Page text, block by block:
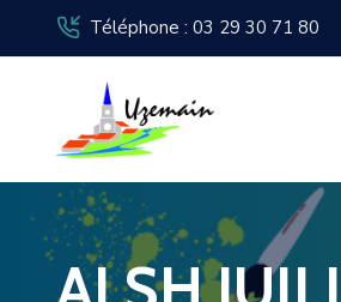
Téléphone : 03 29 30 71 80